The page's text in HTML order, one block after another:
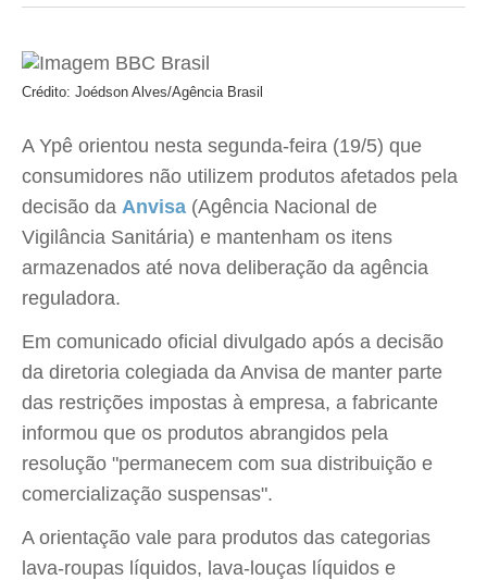
Crédito: Joédson Alves/Agência Brasil
A Ypê orientou nesta segunda-feira (19/5) que
consumidores não utilizem produtos afetados pela
decisão da Anvisa (Agência Nacional de
Vigilância Sanitária) e mantenham os itens
armazenados até nova deliberação da agência
reguladora.
Em comunicado oficial divulgado após a decisão
da diretoria colegiada da Anvisa de manter parte
das restrições impostas à empresa, a fabricante
informou que os produtos abrangidos pela
resolução "permanecem com sua distribuição e
comercialização suspensas".
A orientação vale para produtos das categorias
lava-roupas líquidos, lava-louças líquidos e